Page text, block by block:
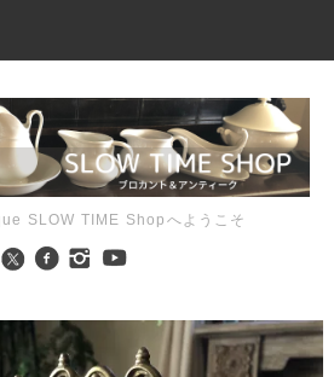
SLOW TIME Shopへようこそ